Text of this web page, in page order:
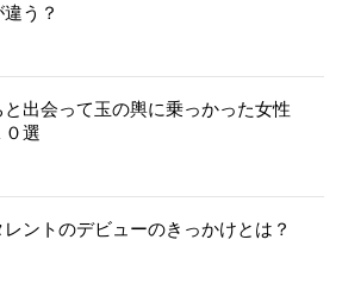
う？
と出会って玉の輿に乗っかった女性
０選
ントのデビューのきっかけとは？